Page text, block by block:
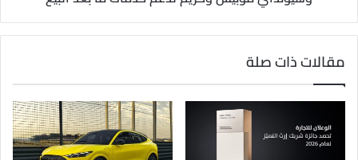
مقالات ذات صلة